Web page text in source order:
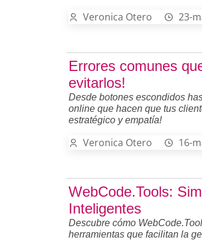
Veronica Otero 23-
Errores comunes
evitarlos!
Desde botones escondidos
online que hacen que tus
estratégico y empatía!
Veronica Otero 16-
WebCode.Tools:
Inteligentes
Descubre cómo
herramientas que facilitan la